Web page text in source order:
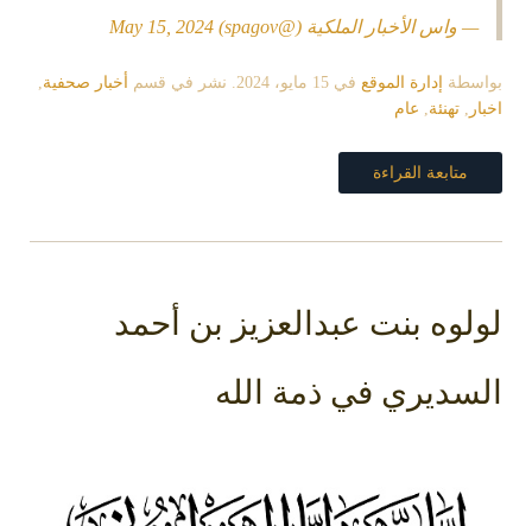
— واس الأخبار الملكية (@spagov) May 15, 2024
بواسطة إدارة الموقع في 15 مايو، 2024 . نشر في قسم أخبار صحفية,
اخبار , تهنئة, عام
متابعة القراءة
لولوه بنت عبدالعزيز بن أحمد
السديري في ذمة الله